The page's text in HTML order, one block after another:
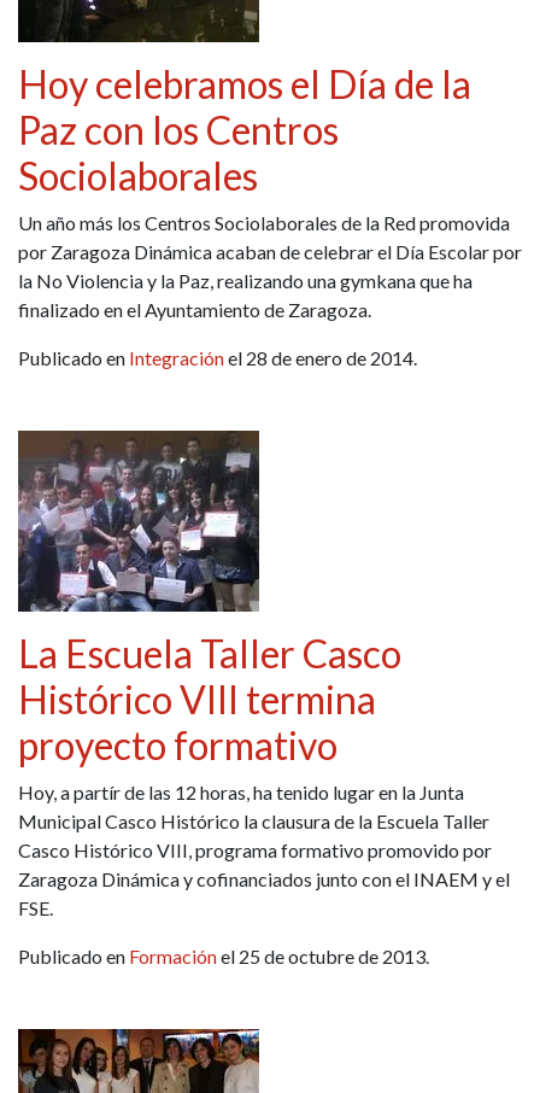
Hoy celebramos el Día de la
Paz con los Centros
Sociolaborales
Un año más los Centros Sociolaborales de la Red promovida
por Zaragoza Dinámica acaban de celebrar el Día Escolar por
la No Violencia y la Paz, realizando una gymkana que ha
finalizado en el Ayuntamiento de Zaragoza.
Publicado en Integraciónel 28 de enero de 2014.
La Escuela Taller Casco
Histórico VIII termina
proyecto formativo
Hoy, a partír de las 12 horas, ha tenido lugar en la Junta
Municipal Casco Histórico la clausura de la Escuela Taller
Casco Histórico VIII, programa formativo promovido por
Zaragoza Dinámica y cofinanciados junto con el INAEM y el
FSE.
Publicado en Formaciónel 25 de octubre de 2013.